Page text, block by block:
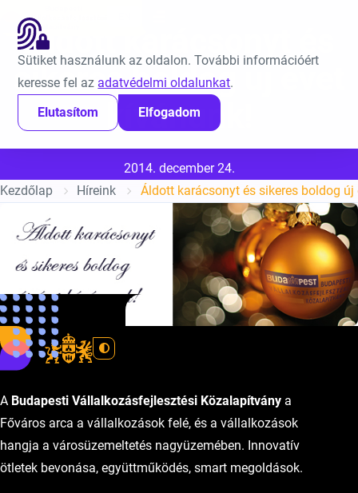
Sütiket használunk az oldalon. További információért
keresse fel az adatvédelmi oldalunkat.
Elutasítom
Elfogadom
Ugrás a tartalomra
Áldott karácsonyt és
sikeres boldog új évet
kívánunk!
Közzétéve:
2014. december 24.
Kezdőlap
Híreink Áldott karácsonyt és sikeres boldog új
A Budapesti Vállalkozásfejlesztési Közalapítvány a
Főváros arca a vállalkozások felé, és a vállalkozások
hangja a városüzemeltetés nagyüzemében. Innovatív
ötletek bevonása, együttműködés, smart megoldások.